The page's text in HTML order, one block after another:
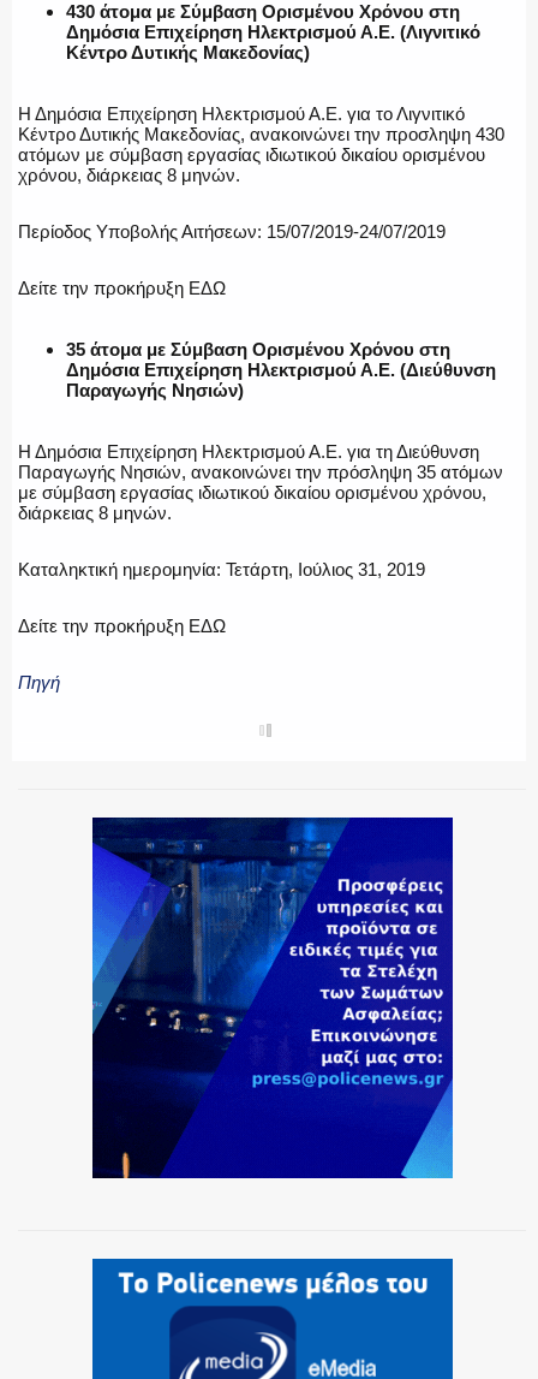
430 άτομα με Σύμβαση Ορισμένου Χρόνου στη
Δημόσια Επιχείρηση Ηλεκτρισμού Α.Ε. (Λιγνιτικό
Κέντρο Δυτικής Μακεδονίας)
Η Δημόσια Επιχείρηση Ηλεκτρισμού Α.Ε. για το Λιγνιτικό
Κέντρο Δυτικής Μακεδονίας, ανακοινώνει την προσληψη 430
ατόμων με σύμβαση εργασίας ιδιωτικού δικαίου ορισμένου
χρόνου, διάρκειας 8 μηνών.
Περίοδος Υποβολής Αιτήσεων: 15/07/2019-24/07/2019
Δείτε την προκήρυξη ΕΔΩ
35 άτομα με Σύμβαση Ορισμένου Χρόνου στη
Δημόσια Επιχείρηση Ηλεκτρισμού Α.Ε. (Διεύθυνση
Παραγωγής Νησιών)
Η Δημόσια Επιχείρηση Ηλεκτρισμού Α.Ε. για τη Διεύθυνση
Παραγωγής Νησιών, ανακοινώνει την πρόσληψη 35 ατόμων
με σύμβαση εργασίας ιδιωτικού δικαίου ορισμένου χρόνου,
διάρκειας 8 μηνών.
Καταληκτική ημερομηνία: Τετάρτη, Ιούλιος 31, 2019
Δείτε την προκήρυξη ΕΔΩ
Πηγή
SHARE